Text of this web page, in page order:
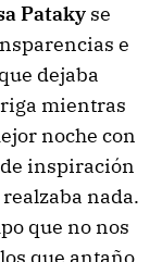
Pataky se
e
dejaba
mientras
noche con
inspiración
nada.
que no nos